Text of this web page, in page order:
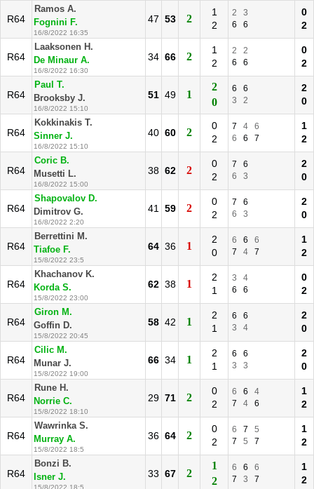
R64
Ramos A.
Fognini F.
16/8/2022 16:35
47 53 2
1
2
2
3
6
6
0
2
R64
Laaksonen H.
De Minaur A.
16/8/2022 16:30
34 66 2
1
2
2
2
6
6
0
2
R64
Paul T.
Brooksby J.
16/8/2022 15:10
51 49 1
2
0
6
6
3
2
2
0
R64
Kokkinakis T.
Sinner J.
16/8/2022 15:10
40 60 2
0
2
7 4
6
6
6 7
1
2
R64
Coric B.
Musetti L.
16/8/2022 15:00
38 62 2
0
2
7
6
6
3
2
0
R64
Shapovalov D.
Dimitrov G.
16/8/2022 2:20
41 59 2
0
2
7
6
6
3
2
0
R64
Berrettini M.
Tiafoe F.
15/8/2022 23:5
64 36 1
2
0
6 6
6
7
4 7
1
2
R64
Khachanov K.
Korda S.
15/8/2022 23:00
62 38 1
2
1
3
4
6
6
0
2
R64
Giron M.
Goffin D.
15/8/2022 20:45
58 42 1
2
1
6
6
3
4
2
0
R64
Cilic M.
Munar J.
15/8/2022 19:00
66 34 1
2
1
6
6
3
3
2
0
R64
Rune H.
Norrie C.
15/8/2022 18:10
29 71 2
0
2
6 6
4
7
4 6
1
2
R64
Wawrinka S.
Murray A.
15/8/2022 18:5
36 64 2
0
2
6 7
5
7
5 7
1
2
R64
Bonzi B.
Isner J.
15/8/2022 18:5
33 67 2
1
2
6 6
6
7
3 7
1
2